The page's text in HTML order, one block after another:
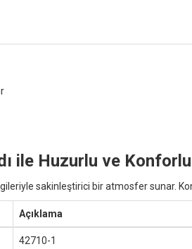
ile Huzurlu ve
sakinleştirici bir atmosfer sunar.
Açıklama
42710-1